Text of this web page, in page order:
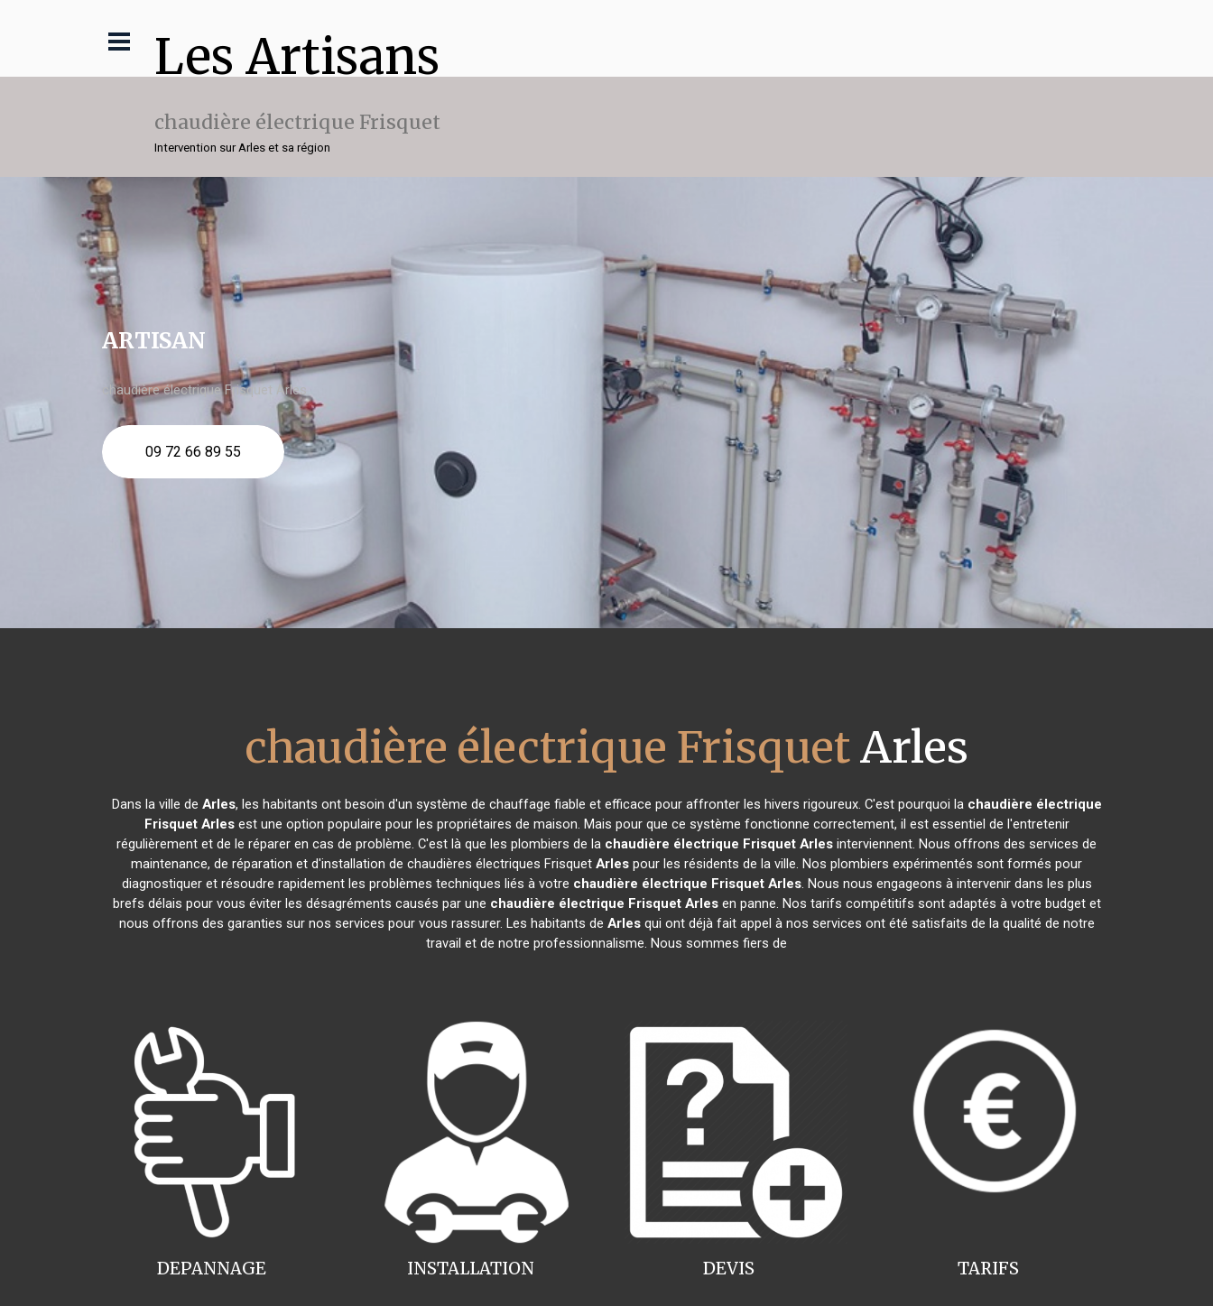
Les Artisans
chaudière électrique Frisquet
Intervention sur Arles et sa région
ARTISAN
chaudière électrique Frisquet Arles
09 72 66 89 55
chaudière électrique FrisquetArles
Dans la ville de Arles, les habitants ont besoin d'un système de chauffage fiable et efficace pour affronter les hivers rigoureux. C'est pourquoi la chaudière électrique
Frisquet Arlesest une option populaire pour les propriétaires de maison. Mais pour que ce système fonctionne correctement, il est essentiel de l'entretenir
régulièrement et de le réparer en cas de problème. C'est là que les plombiers de la chaudière électrique Frisquet Arles interviennent. Nous offrons des services de
maintenance, de réparation et d'installation de chaudières électriques Frisquet Arles pour les résidents de la ville. Nos plombiers expérimentés sont formés pour
diagnostiquer et résoudre rapidement les problèmes techniques liés à votre chaudière électrique Frisquet Arles. Nous nous engageons à intervenir dans les plus
brefs délais pour vous éviter les désagréments causés par une chaudière électrique Frisquet Arlesen panne. Nos tarifs compétitifs sont adaptés à votre budget et
nous offrons des garanties sur nos services pour vous rassurer. Les habitants de Arlesqui ont déjà fait appel à nos services ont été satisfaits de la qualité de notre
travail et de notre professionnalisme. Nous sommes fiers de
INSTALLATION
DEPANNAGE TARIFS
DEVIS